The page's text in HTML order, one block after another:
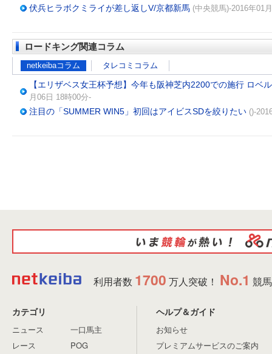
伏兵ヒラボクミライが差し返しV/京都新馬 (中央競馬)-2016年01
ロードキング関連コラム
netkeibaコラム タレコミコラム
【エリザベス女王杯予想】今年も阪神芝内2200での施行 ロベ
月06日 18時00分-
注目の「SUMMER WIN5」初回はアイビスSDを絞りたい ()-
利用者数 1700 万人突破！ No.1 競
カテゴリ
ニュース
レース
一口馬主
POG
ヘルプ＆ガイド
お知らせ
プレミアムサービスのご案内